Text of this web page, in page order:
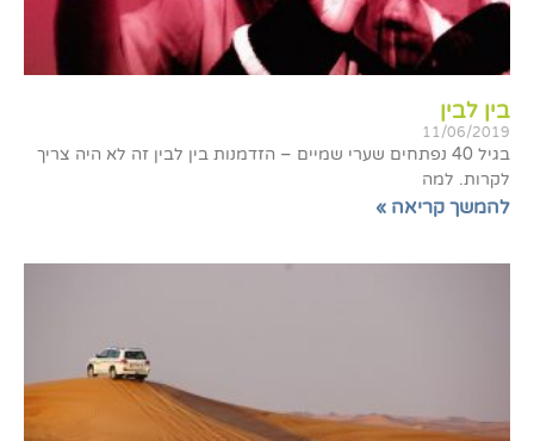
בין לבין
11/06/2019
בגיל 40 נפתחים שערי שמיים – הזדמנות בין לבין זה לא היה צריך
לקרות. למה
להמשך קריאה »